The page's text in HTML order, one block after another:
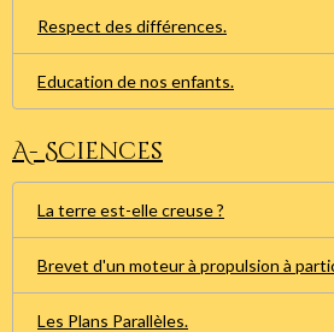
Respect des différences.
Education de nos enfants.
A- Sciences
La terre est-elle creuse ?
Brevet d'un moteur à propulsion à
Les Plans Parallèles.